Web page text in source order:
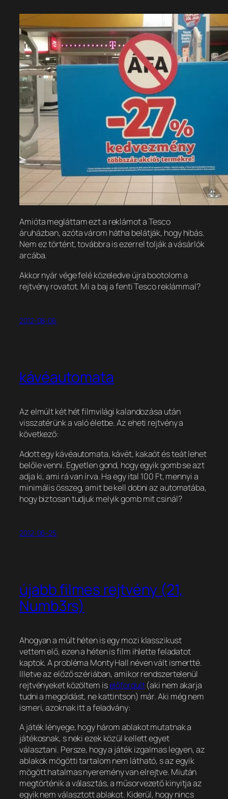
Amióta megláttam ezt a reklámot a Tesco
áruházban, azóta várom hátha belátják, hogy hibás.
Nem ez történt, továbbra is ezerrel tolják a vásárlók
arcába.
Akkor nyár vége felé közeledve újra bootolom a
rejtvény rovatot. Mi a baj a fenti Tesco reklámmal?
2012-08-06
kávéautomata
Az elmúlt két hét filmvilági kalandozása után
visszatérünk a való életbe. Az eheti rejtvény a
következő:
Adott egy kávéautomata, kávét, kakaót és teát lehet
belőle venni. Egyetlen gond, hogy egyik gomb se azt
adja ki, ami rá van írva. Ha egy ital 100 Ft, mennyi a
minimális összeg, amit be kell dobni az automatába,
hogy biztosan tudjuk melyik gomb mit csinál?
2012-06-25
újabb filmes rejtvény (21,
Numb3rs)
Ahogyan a múlt héten is egy mozi klasszikust
vettem elő, ezen a héten is film ihlette feladatot
kaptok. A probléma Monty Hall néven vált ismertté.
Illetve az előző szériában, amikor rendszertelenül
rejtvényeket közöltem iselőfordult(aki nem akarja
tudni a megoldást, ne kattintson) már. Aki még nem
ismeri, azoknak itt a feladvány:
A játék lényege, hogy három ablakot mutatnak a
játékosnak, s neki ezek közül kellett egyet
választani. Persze, hogy a játék izgalmas legyen, az
ablakok mögötti tartalom nem látható, s az egyik
mögött hatalmas nyeremény van elrejtve. Miután
megtörténik a választás, a műsorvezető kinyitja az
egyik nem választott ablakot. Kiderül, hogy nincs